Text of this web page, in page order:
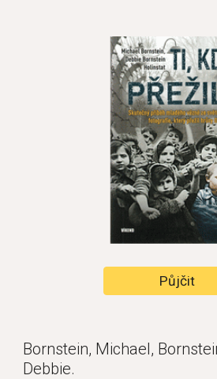
Půjčit
Bornstein, Michael,
Debbie.